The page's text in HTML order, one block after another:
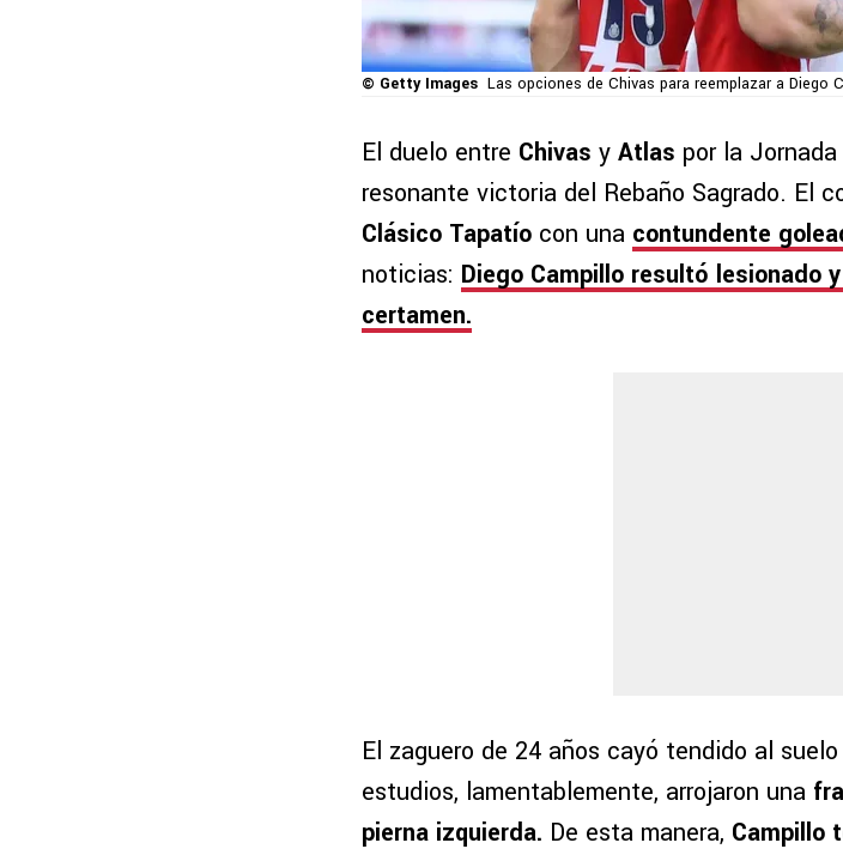
© Getty Images Las opciones de Chivas para reemplazar a Diego
El duelo entre Chivas y Atlas por la
resonante victoria del Rebaño Sagrado. El
Clásico Tapatío con una contundente
noticias: Diego Campillo resultó lesionado
certamen.
El zaguero de 24 años cayó tendido al
estudios, lamentablemente, arrojaron una
pierna izquierda. De esta manera, Campillo